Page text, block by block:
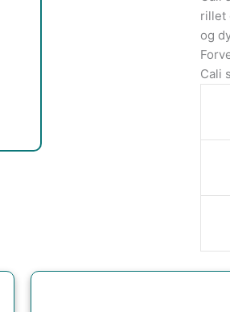
rillet
og
Cali